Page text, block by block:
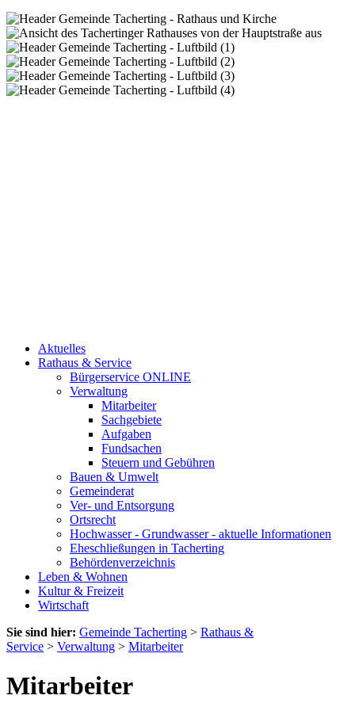
Aktuelles
Rathaus & Service
Bürgerservice ONLINE
Verwaltung
Mitarbeiter
Sachgebiete
Aufgaben
Fundsachen
Steuern und Gebühren
Bauen & Umwelt
Gemeinderat
Ver- und Entsorgung
Ortsrecht
Hochwasser - Grundwasser - aktuelle Informationen
Eheschließungen in Tacherting
Behördenverzeichnis
Leben & Wohnen
Kultur & Freizeit
Wirtschaft
Sie sind hier: Gemeinde Tacherting > Rathaus &
Service > Verwaltung > Mitarbeiter
Mitarbeiter